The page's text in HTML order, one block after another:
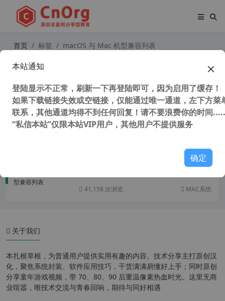
首页 标签 macOS 与 Mac 机型兼容列表
41,158 次浏览 MAC系统
关于我们
本扎根草根，为普通用户提供实用有趣的内容。技术分享主打原创汉
化，聚焦系统封装、软件应用技巧，干货满满易懂好上手；同时原创
分享童年游戏视频，带 70、80、90 后重温像素热血时光。这里无商
业喧嚣，唯技术交流与青春回响，期待与同好相遇
本站通知
登陆显示不正常，刷新一下再登陆即可，因为启用了缓存！
如果下载链接失效或空链接，仅能通过唯一通道，左下方菜
联系，其他通道均得不到任何回复！请不要浪费你的时间
“私信本站”仅限本站VIP用户，其他用户不提供服务
确定